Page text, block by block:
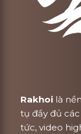
Rakhoi là
tụ đầy đủ
tức, video